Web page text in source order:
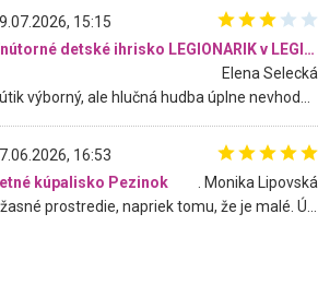
15:15
Vnútorné detské ihrisko LEGIONARIK v LEGIA Fitness
Elena Selecká
16:53
kúpalisko Pezinok
. Monika Lipovská